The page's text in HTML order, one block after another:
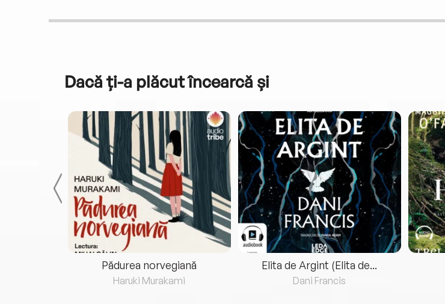
Dacă ți-a plăcut încearcă și
Pădurea norvegiană
Haruki Murakami
Elita de Argint (Elita de...
Dani Francis